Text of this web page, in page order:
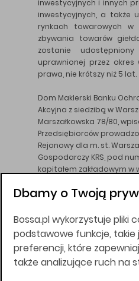
inwestycyjnych i innych
inwestycyjnych, a także
rynkach towarowych w
zbywania towarów
zostanie
uprawnionej przez
prawa, nie krótszy niż 5 lat.
Dom Maklerski Banku
Akcyjna z siedzibą w
Marszałkowska 78/80,
Przedsiębiorców
Rejonowy dla m. st.
Gospodarczy KRS, pod
kapitałem zakładowym w
DM BOŚ działa na
Wszelkie informacje na
informacje o produktach
kierowane do osób
zamieszkania lub pobytu
Dbamy o Twoją
Bossa.pl wykorzystuje pliki
podstawowe funkcje, takie
preferencji, które
także analizujące ruch na